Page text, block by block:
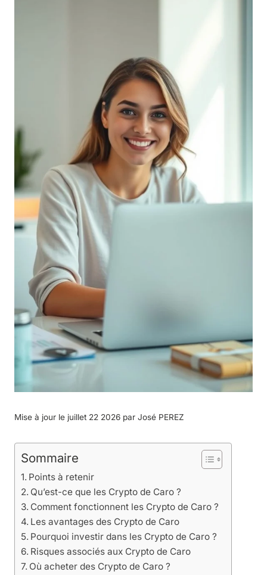
Mise à jour le juillet 22 2026 par José PEREZ
Sommaire
Points à retenir
Qu’est-ce que les Crypto de Caro ?
Comment fonctionnent les Crypto de Caro ?
Les avantages des Crypto de Caro
Pourquoi investir dans les Crypto de Caro ?
Risques associés aux Crypto de Caro
Où acheter des Crypto de Caro ?